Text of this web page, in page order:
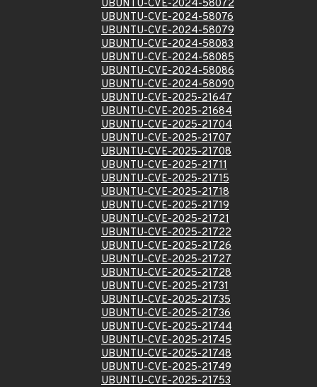
UBUNTU-CVE-2024-58072
UBUNTU-CVE-2024-58076
UBUNTU-CVE-2024-58079
UBUNTU-CVE-2024-58083
UBUNTU-CVE-2024-58085
UBUNTU-CVE-2024-58086
UBUNTU-CVE-2024-58090
UBUNTU-CVE-2025-21647
UBUNTU-CVE-2025-21684
UBUNTU-CVE-2025-21704
UBUNTU-CVE-2025-21707
UBUNTU-CVE-2025-21708
UBUNTU-CVE-2025-21711
UBUNTU-CVE-2025-21715
UBUNTU-CVE-2025-21718
UBUNTU-CVE-2025-21719
UBUNTU-CVE-2025-21721
UBUNTU-CVE-2025-21722
UBUNTU-CVE-2025-21726
UBUNTU-CVE-2025-21727
UBUNTU-CVE-2025-21728
UBUNTU-CVE-2025-21731
UBUNTU-CVE-2025-21735
UBUNTU-CVE-2025-21736
UBUNTU-CVE-2025-21744
UBUNTU-CVE-2025-21745
UBUNTU-CVE-2025-21748
UBUNTU-CVE-2025-21749
UBUNTU-CVE-2025-21753